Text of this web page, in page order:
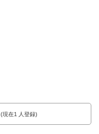
(現在1 人登録)